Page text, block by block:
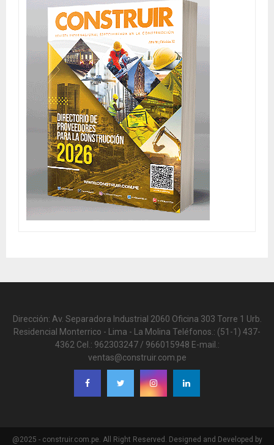
Dirección: Av. Separadora Industrial 2060 Oficina 303 Torre 1 Urb.
Residencial Monterrico - Lima - La Molina Teléfonos.: (51-1) 437-
4362 Cel.: 962303247 / 966015948 E-mail.:
ventas@construir.com.pe
@2025 - construir.com.pe. All Right Reserved. Designed and Developed by